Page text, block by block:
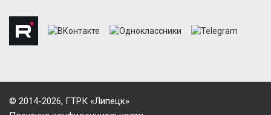
© 2014-2026, ГТРК «Липецк»